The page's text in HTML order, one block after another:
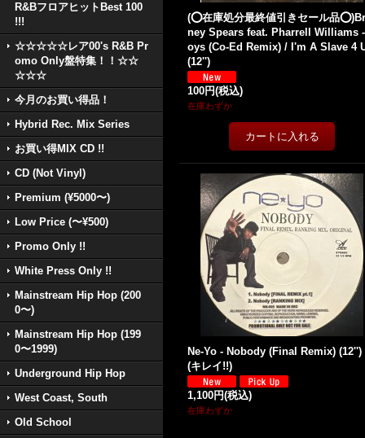
R&BフロアヒットBest 100
!!!
☆☆☆☆☆レア00's R&B Pr
omo Only盤特集！！☆☆
☆☆☆
今月のお買い得品！
Hybrid Rec. Mix Series
お買い得MIX CD !!
CD (Not Vinyl)
Premium (¥5000〜)
Low Price (〜¥500)
Promo Only !!
White Press Only !!
Mainstream Hip Hop (200
0〜)
Mainstream Hip Hop (199
0〜1999)
Underground Hip Hop
West Coast, South
Old School
(⭕️在庫処分最終値引きセール品
ney Spears feat. Pharrell Williams
oys (Co-Ed Remix) / I'm A Slave 4
(12'')
100円(税込)
在庫わずか
Ne-Yo - Nobody (Final Remix) (12'')
(キレイ!!)
1,100円(税込)
在庫わずか